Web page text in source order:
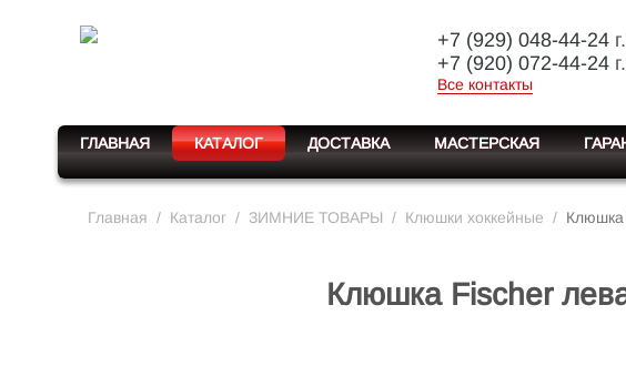
+7 (929) 048-44-24
+7 (920) 072-44-24
Все контакты
ГЛАВНАЯ КАТАЛОГ ДОСТАВКА МАСТЕРСКАЯ
Главная / Каталог / ЗИМНИЕ ТОВАРЫ / Клюшки хоккейные / Клюшка
Клюшка Fischer